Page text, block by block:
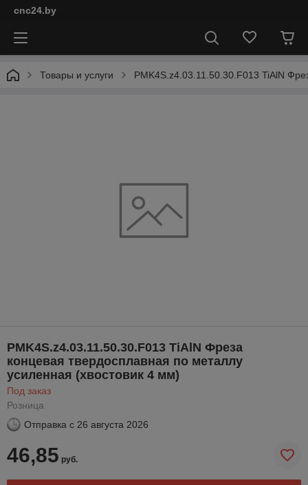
cnc24.by
Товары и услуги PMK4S.z4.03.11.50.30.F013 TiAlN
PMK4S.z4.03.11.50.30.F013 TiAlN Фреза
концевая твердосплавная по металлу
усиленная (хвостовик 4 мм)
Под заказ
Розница
Отправка с 26 августа 2026
46,85 руб.